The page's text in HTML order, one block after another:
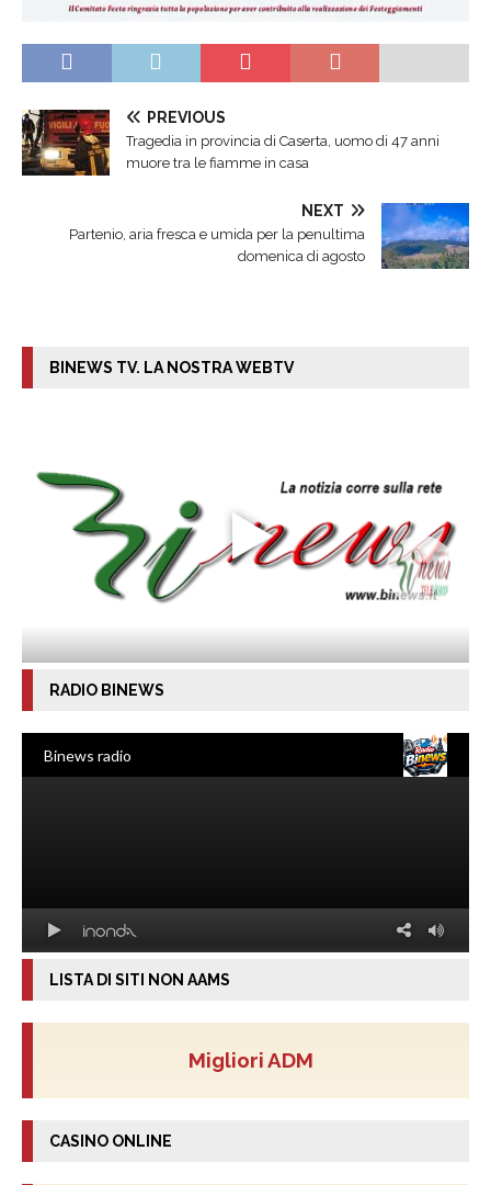
PREVIOUS
Tragedia in provincia di Caserta, uomo di 47 anni
muore tra le fiamme in casa
NEXT
Partenio, aria fresca e umida per la penultima
domenica di agosto
BINEWS TV. LA NOSTRA WEBTV
RADIO BINEWS
LISTA DI SITI NON AAMS
Migliori ADM
CASINO ONLINE